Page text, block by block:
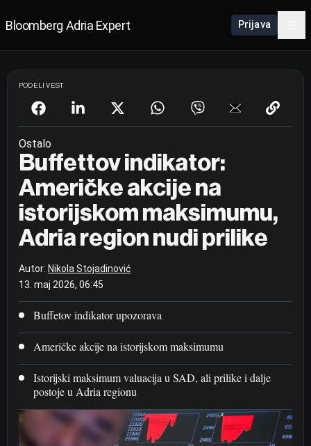
Bloomberg Adria Expert Prijava
PODELI VEST
Ostalo
Buffettov indikator:
Američke akcije na
istorijskom maksimumu,
Adria region nudi prilike
Autor: Nikola Stojadinović
13. maj 2026, 06:45
Buffetov indikator upozorava
Američke akcije na istorijskom maksimumu
Istorijski maksimum valuacija u SAD, ali prilike i dalje
postoje u Adria regionu